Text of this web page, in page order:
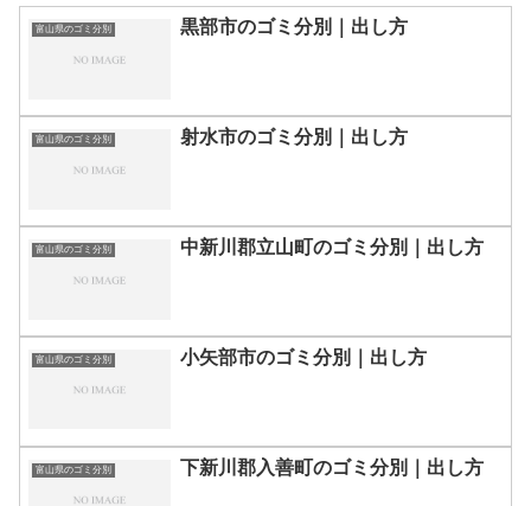
富山県のゴミ分別 黒部市のゴミ分別｜出し方
富山県のゴミ分別 射水市のゴミ分別｜出し方
富山県のゴミ分別 中新川郡立山町のゴミ分別｜出し方
富山県のゴミ分別 小矢部市のゴミ分別｜出し方
富山県のゴミ分別 下新川郡入善町のゴミ分別｜出し方